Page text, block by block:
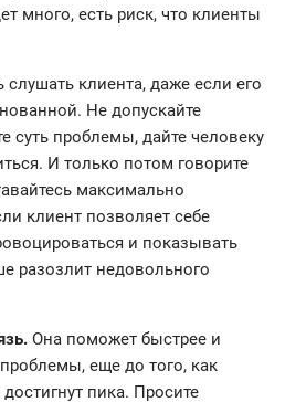
много, есть риск, что клиенты
слушать клиента, даже если его
Не допускайте
суть проблемы, дайте человеку
И только потом говорите
максимально
клиент позволяет себе
и показывать
разозлит недовольного
Она поможет быстрее и
еще до того, как
пика. Просите